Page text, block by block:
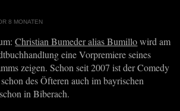
8 MONATEN
Christian Bumeder alias Bumillowird am
eine Vorpremiere seines
zeigen. Schon seit 2007 ist der Comedy
des Öfteren auch im bayrischen
in Biberach.